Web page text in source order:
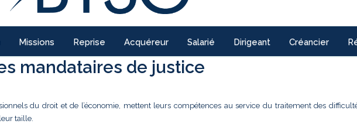
Missions Reprise Acquéreur Salarié Dirigeant Créancier
mandataires de justice
du droit et de l’économie, mettent leurs compétences au service du traitement des
taille.